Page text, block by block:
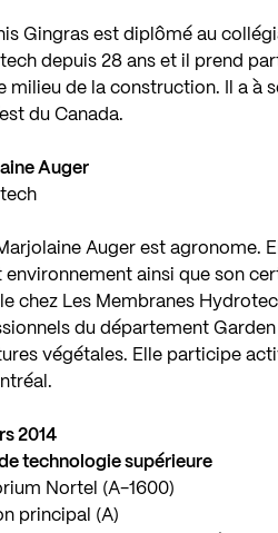
Gingras est diplômé au
depuis 28 ans et il prend
milieu de la construction. Il a à
du Canada.
Auger
Auger est agronome.
environnement ainsi que son
chez Les Membranes
du département
végétales. Elle participe
2014
technologie supérieure
Nortel (A-1600)
principal (A)